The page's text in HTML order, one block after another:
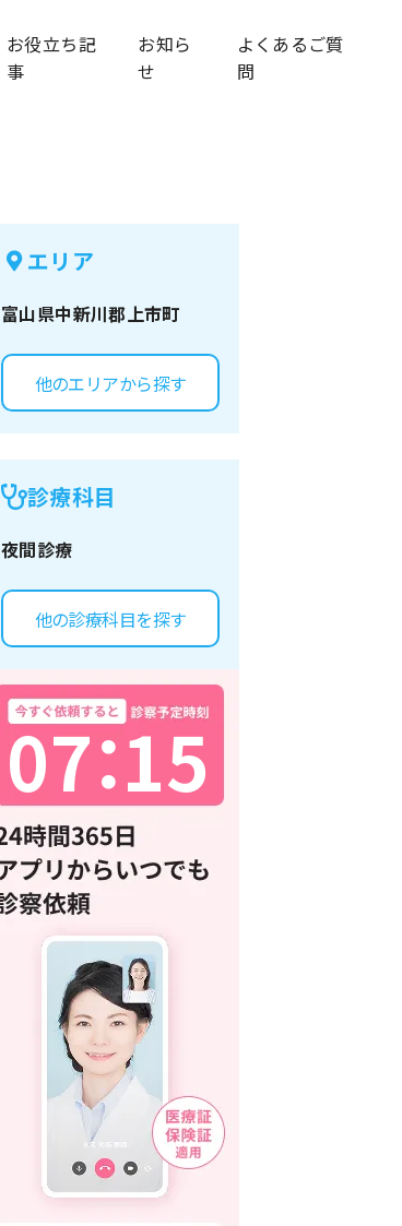
お役立ち記
事
お知ら
せ
よくあるご質
問
エリア
富山県中新川郡上市町
他のエリアから探す
診療科目
夜間診療
他の診療科目を探す
07：
15